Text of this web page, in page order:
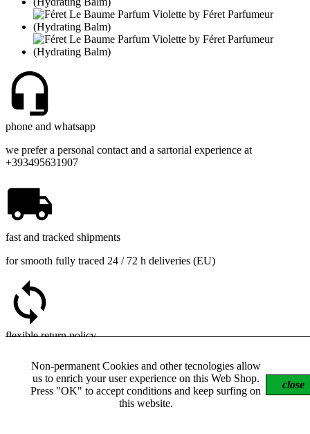
Non-permanent Cookies and other tecnologies allow
us to enrich your user experience on this Web Shop.
Press "OK" to accept conditions and keep surfing on
this website.
close
phone and whatsapp
we prefer a personal contact and a sartorial experience at
+393495631907
fast and tracked shipments
for smooth fully traced 24 / 72 h deliveries (EU)
flexible return policy
replacement